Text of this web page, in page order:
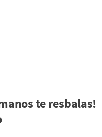
te resbalas!